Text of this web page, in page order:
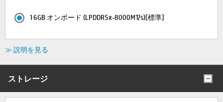
16GB オンボード (LPDDR5x-8000MT/s)[標準]
≫ 説明を見る
ストレージ